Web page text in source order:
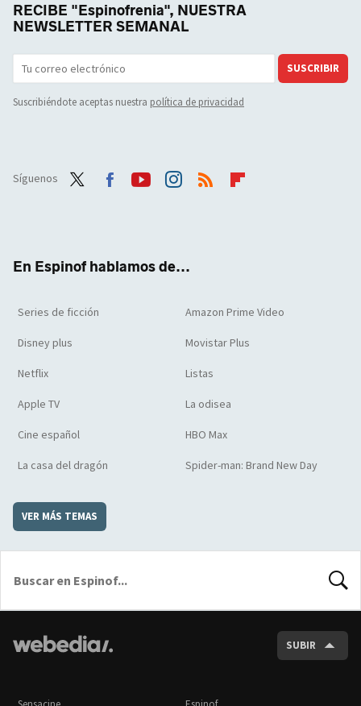
RECIBE "Espinofrenia", NUESTRA
NEWSLETTER SEMANAL
SUSCRIBIR
Suscribiéndote aceptas nuestra política de privacidad
Síguenos
En Espinof hablamos de...
Series de ficción Amazon Prime Video
Disney plus Movistar Plus
Netflix Listas
Apple TV La odisea
Cine español HBO Max
La casa del dragón Spider-man: Brand New Day
VER MÁS TEMAS
SUBIR